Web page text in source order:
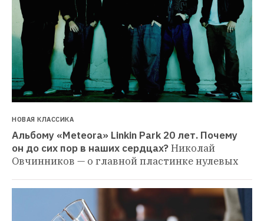
НОВАЯ КЛАССИКА
Альбому «Meteora» Linkin Park 20 лет. Почему
он до сих пор в наших сердцах?Николай
Овчинников — о главной пластинке нулевых